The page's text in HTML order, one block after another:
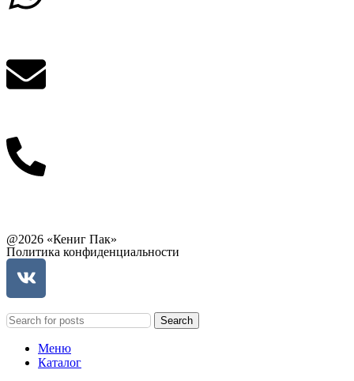
@2026 «Кениг Пак»
Политика конфиденциальности
Search
Меню
Каталог